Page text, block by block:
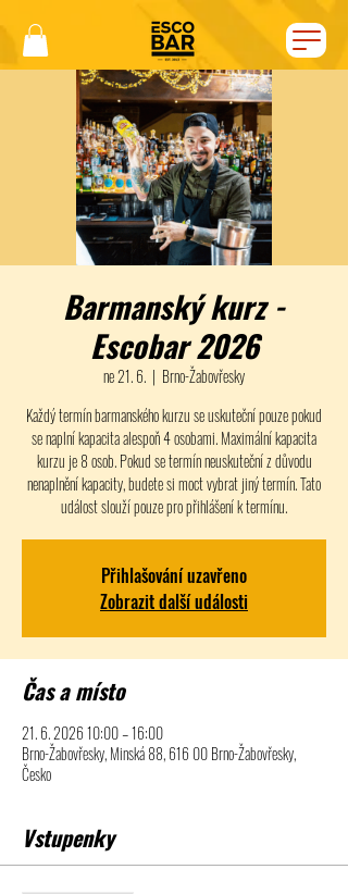
Barmanský kurz -
Escobar 2026
ne 21. 6.
  |
Brno-Žabovřesky
Každý termín barmanského kurzu se uskuteční pouze pokud
se naplní kapacita alespoň 4 osobami. Maximální kapacita
kurzu je 8 osob. Pokud se termín neuskuteční z důvodu
nenaplnění kapacity, budete si moct vybrat jiný termín. Tato
událost slouží pouze pro přihlášení k termínu.
Přihlašování uzavřeno
Zobrazit další události
Čas a místo
21. 6. 2026 10:00 – 16:00
Brno-Žabovřesky, Minská 88, 616 00 Brno-Žabovřesky,
Česko
Vstupenky